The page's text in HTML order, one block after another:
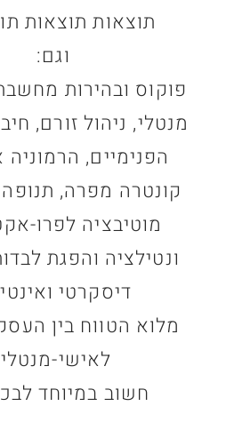
תוצאות תוצאות
וגם:
פוקוס ובהירות
מנטלי, ניהול זורם,
הפנימיים, הרמוניה
קונטרה מפרה,
מוטיבציה לפרו-
ונטילציה והפגת
דיסקרטי
מלוא הטווח בין
לאישי-
חשוב במיוחד